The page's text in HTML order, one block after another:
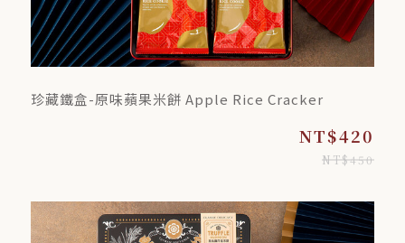
珍藏鐵盒-原味蘋果米餅 Apple Rice Cracker
NT$420
NT$450